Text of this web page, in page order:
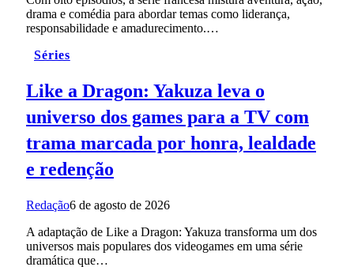
drama e comédia para abordar temas como liderança,
responsabilidade e amadurecimento.…
Séries
Like a Dragon: Yakuza leva o
universo dos games para a TV com
trama marcada por honra, lealdade
e redenção
Redação6 de agosto de 2026
A adaptação de Like a Dragon: Yakuza transforma um dos
universos mais populares dos videogames em uma série
dramática que…